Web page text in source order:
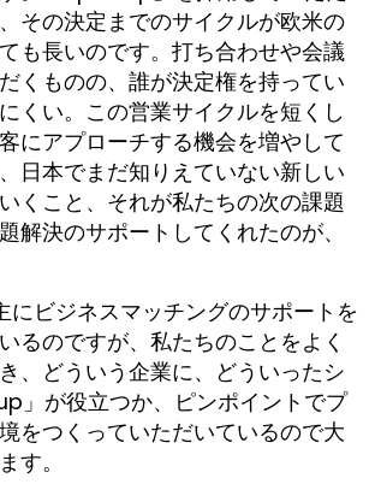
その決定までのサイクルが欧米の
も長いのです。打ち合わせや会議
くものの、誰が決定権を持ってい
くい。この営業サイクルを短くし
にアプローチする機会を増やして
日本でまだ知りえていない新しい
くこと、それが私たちの次の課題
解決のサポートしてくれたのが、
にビジネスマッチングのサポートを
るのですが、私たちのことをよく
、どういう企業に、どういったシ
」が役立つか、ピンポイントでプ
をつくっていただいているので大
す。